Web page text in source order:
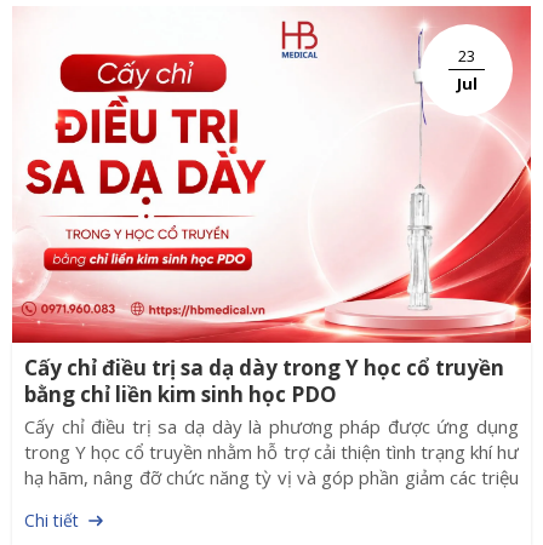
được nhiều bác sĩ Y học cổ truyền lựa chọn nhờ khả năng
kích thích huyệt đạo kéo dài, hỗ trợ điều hòa cơ thể và giảm
nguy cơ tái phát.
23
Jul
Cấy chỉ điều trị sa dạ dày trong Y học cổ truyền
bằng chỉ liền kim sinh học PDO
Cấy chỉ điều trị sa dạ dày là phương pháp được ứng dụng
trong Y học cổ truyền nhằm hỗ trợ cải thiện tình trạng khí hư
hạ hãm, nâng đỡ chức năng tỳ vị và góp phần giảm các triệu
triển của công nghệ vật liệu y sinh, chỉ liền kim sinh học PDO
Chi tiết